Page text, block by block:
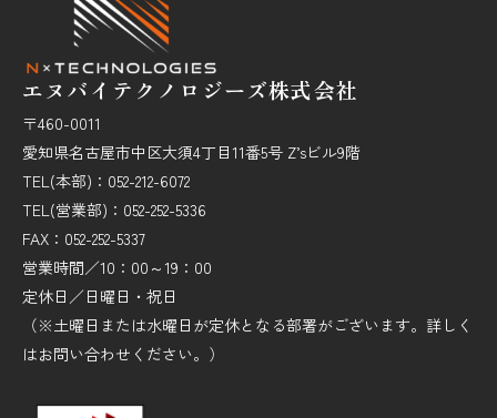
エヌバイテクノロジーズ株式会社
〒460-0011
愛知県名古屋市中区大須4丁目11番5号 Z’sビル9階
TEL(本部)：052-212-6072
TEL(営業部)：052-252-5336
FAX：052-252-5337
営業時間／10：00～19：00
定休日／日曜日・祝日
（※土曜日または水曜日が定休となる部署がございます。詳しく
はお問い合わせください。）